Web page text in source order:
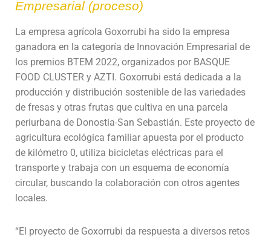
Empresarial (proceso)
La empresa agrícola Goxorrubi ha sido la empresa
ganadora en la categoría de Innovación Empresarial de
los premios BTEM 2022, organizados por BASQUE
FOOD CLUSTER y AZTI. Goxorrubi está dedicada a la
producción y distribución sostenible de las variedades
de fresas y otras frutas que cultiva en una parcela
periurbana de Donostia-San Sebastián. Este proyecto de
agricultura ecológica familiar apuesta por el producto
de kilómetro 0, utiliza bicicletas eléctricas para el
transporte y trabaja con un esquema de economía
circular, buscando la colaboración con otros agentes
locales.
“El proyecto de Goxorrubi da respuesta a diversos retos